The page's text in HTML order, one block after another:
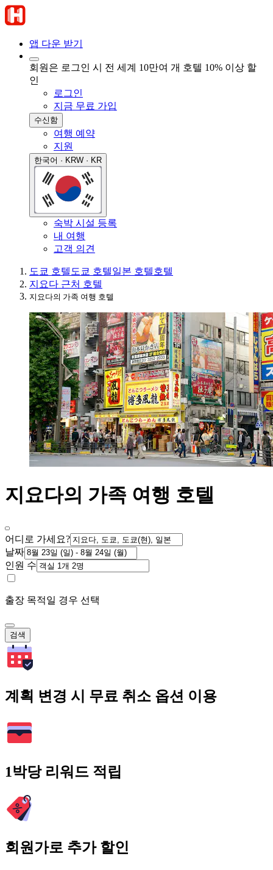
앱 다운 받기
회원은 로그인 시 전 세계 10만여 개 호텔 10% 이상 할
인
로그인
지금 무료 가입
수신함
여행 예약
지원
한국어 · KRW · KR
숙박 시설 등록
내 여행
고객 의견
도쿄 호텔 도쿄 호텔일본 호텔호텔
지요다 근처 호텔
지요다의 가족 여행 호텔
지요다의 가족 여행 호텔
어디로 가세요?
날짜
인원 수
출장 목적일 경우 선택
검색
계획 변경 시 무료 취소 옵션 이용
1박당 리워드 적립
회원가로 추가 할인